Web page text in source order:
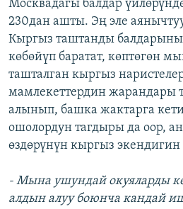
Москвадагы балдар
230дан ашты. Эң эле
Кыргыз таштанды
көбөйүп баратат, көптөгөн
ташталган кыргыз
мамлекеттердин жарандары
алынып, башка жактарга
ошолордун тагдыры да оор,
өздөрүнүн кыргыз
- Мына ушундай окуяларды
алдын алуу боюнча кандай